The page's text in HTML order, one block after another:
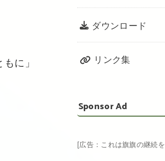
に」
ダウンロード
リンク集
Sponsor Ad
[広告：これは旗旗の継続